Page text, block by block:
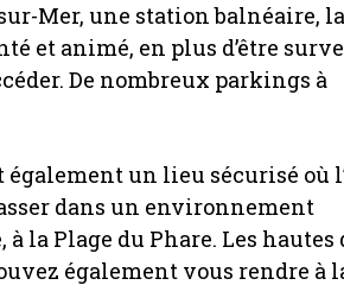
Mer, une station balnéaire, la
et animé, en plus d’être
De nombreux parkings à
un lieu sécurisé où
dans un environnement
la Plage du Phare. Les hautes
également vous rendre à